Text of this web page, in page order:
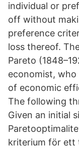
individual or
off without
preference
loss thereof.
Pareto
economist,
of economic
The following
Given an initial
kriterium för ett